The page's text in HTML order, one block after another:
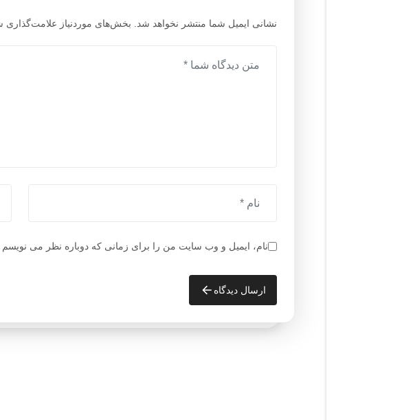
نشانی ایمیل شما منتشر نخواهد شد. بخش‌های موردنیاز علامت‌گذاری
نام، ایمیل و وب سایت من را برای زمانی که دوباره نظر می نویسم
ارسال دیدگاه